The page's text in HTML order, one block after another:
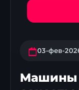
03-фев-
Машины